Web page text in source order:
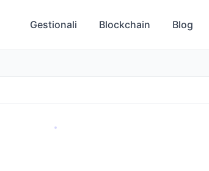
Gestionali Blockchain Blog